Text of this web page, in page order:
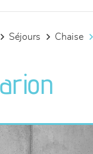
séjours chaise